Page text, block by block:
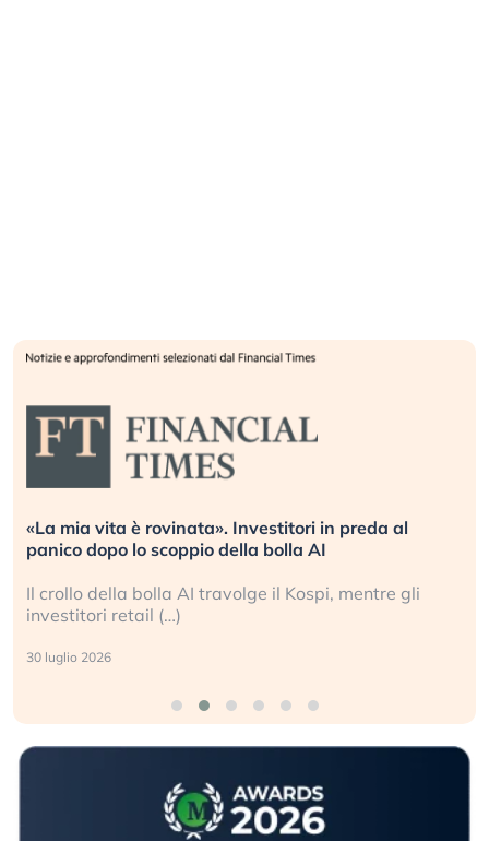
vita è rovinata». Investitori in preda al
lo scoppio della bolla AI
bolla AI travolge il Kospi, mentre gli
retail (…)
Quando
La